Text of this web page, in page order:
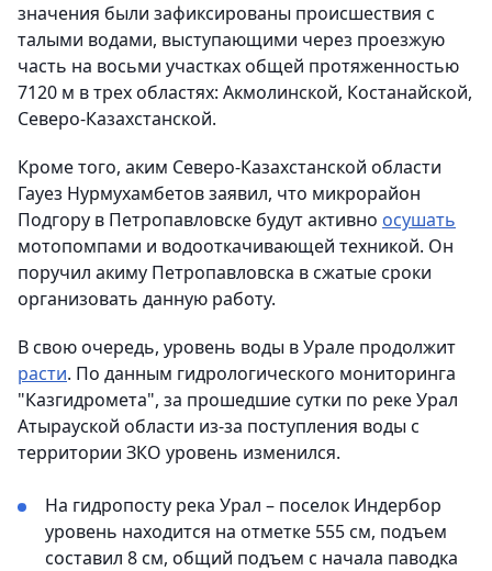
значения были зафиксированы происшествия с
талыми водами, выступающими через проезжую
часть на восьми участках общей протяженностью
7120 м в трех областях: Акмолинской, Костанайской,
Северо-Казахстанской.
Кроме того, аким Северо-Казахстанской области
Гауез Нурмухамбетов заявил, что микрорайон
Подгору в Петропавловске будут активно осушать
мотопомпами и водооткачивающей техникой. Он
поручил акиму Петропавловска в сжатые сроки
организовать данную работу.
В свою очередь, уровень воды в Урале продолжит
расти. По данным гидрологического мониторинга
"Казгидромета", за прошедшие сутки по реке Урал
Атырауской области из-за поступления воды с
территории ЗКО уровень изменился.
На гидропосту река Урал – поселок Индербор
уровень находится на отметке 555 см, подъем
составил 8 см, общий подъем с начала паводка